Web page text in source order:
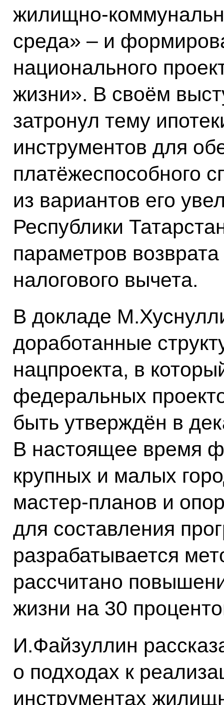
жилищно-
среда» – и
национального
жизни». В своём
затронул тему
инструментов для
платёжеспособного
из вариантов его
Республики
параметров
налогового вычета.
В докладе
доработанные
нацпроекта, в
федеральных
быть утверждён в
В настоящее время
крупных и малых
мастер-планов и
для составления
разрабатывается
рассчитано
жизни на 30
И.Файзуллин
о подходах к
инструментах